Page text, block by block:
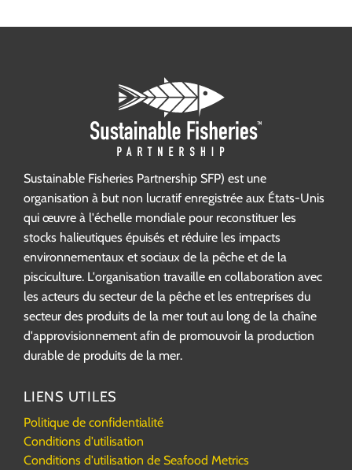
Sustainable Fisheries Partnership SFP) est une
organisation à but non lucratif enregistrée aux États-Unis
qui œuvre à l'échelle mondiale pour reconstituer les
stocks halieutiques épuisés et réduire les impacts
environnementaux et sociaux de la pêche et de la
pisciculture. L'organisation travaille en collaboration avec
les acteurs du secteur de la pêche et les entreprises du
secteur des produits de la mer tout au long de la chaîne
d'approvisionnement afin de promouvoir la production
durable de produits de la mer.
LIENS UTILES
Politique de confidentialité
Conditions d'utilisation
Conditions d'utilisation de Seafood Metrics